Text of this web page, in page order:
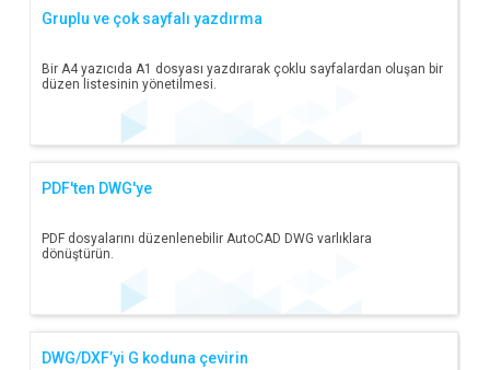
Gruplu ve çok sayfalı yazdırma
Bir A4 yazıcıda A1 dosyası yazdırarak çoklu sayfalardan oluşan bir
düzen listesinin yönetilmesi.
PDF'ten DWG'ye
PDF dosyalarını düzenlenebilir AutoCAD DWG varlıklara
dönüştürün.
DWG/DXF’yi G koduna çevirin